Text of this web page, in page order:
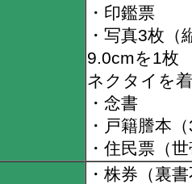
・印鑑票
・写真3枚
9.0cmを1枚
ネクタイを
・念書
・戸籍謄本
・住民票（
・株券（裏